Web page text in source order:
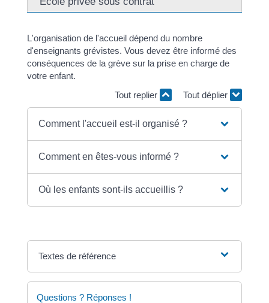
L'organisation de l'accueil dépend du nombre
d'enseignants grévistes. Vous devez être informé des
conséquences de la grève sur la prise en charge de
votre enfant.
Tout replier
Tout déplier
Comment l'accueil est-il organisé ?
Comment en êtes-vous informé ?
Où les enfants sont-ils accueillis ?
Textes de référence
Questions ? Réponses !